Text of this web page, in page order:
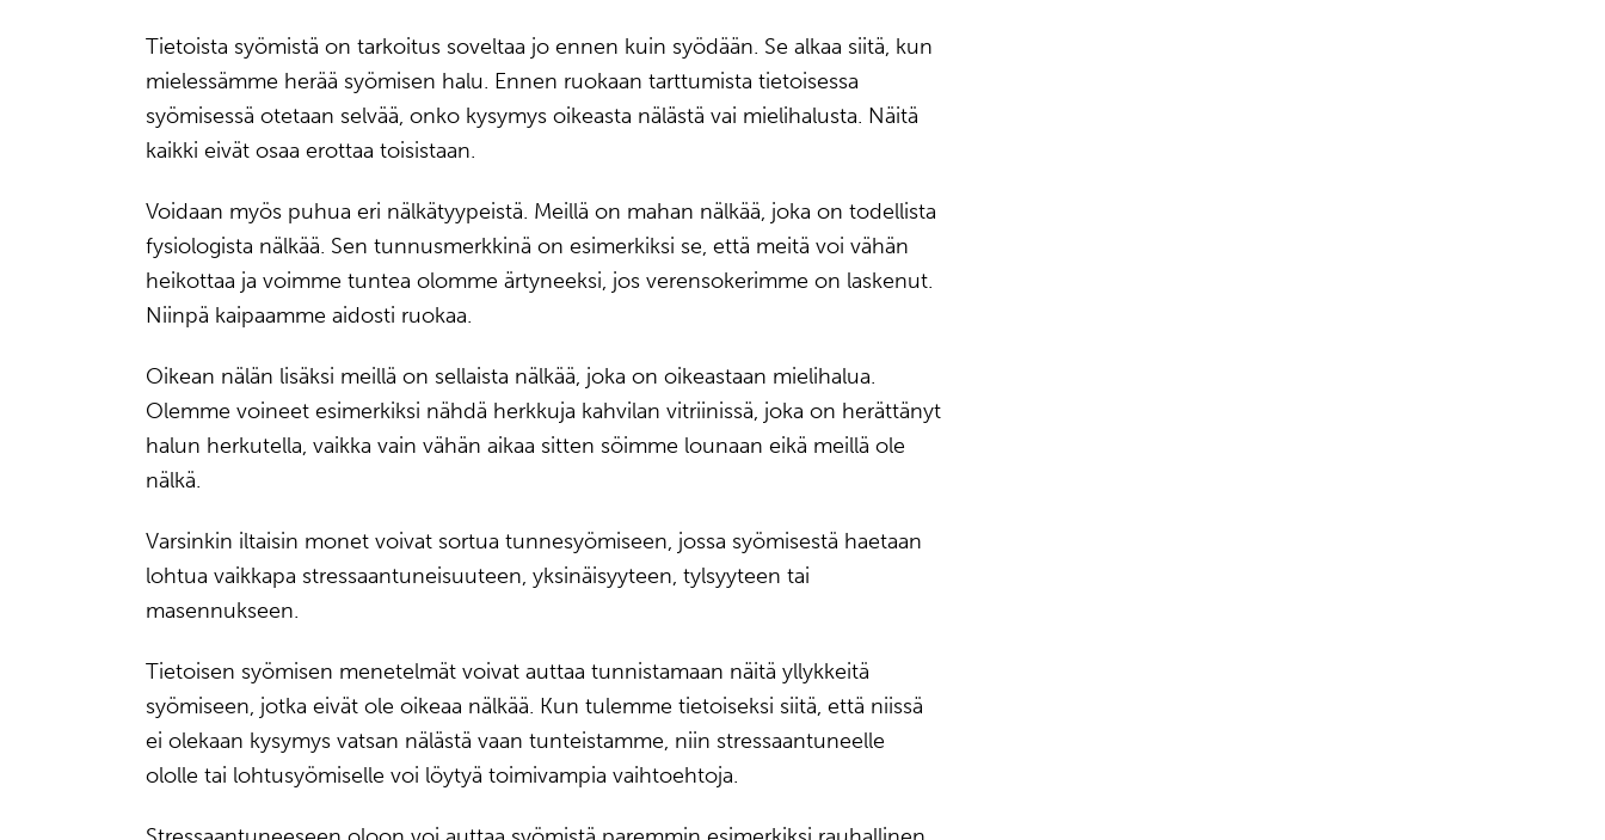
Tietoista syömistä on tarkoitus soveltaa jo ennen kuin syödään. Se alkaa siitä, kun
mielessämme herää syömisen halu. Ennen ruokaan tarttumista tietoisessa
syömisessä otetaan selvää, onko kysymys oikeasta nälästä vai mielihalusta. Näitä
kaikki eivät osaa erottaa toisistaan.
Voidaan myös puhua eri nälkätyypeistä. Meillä on mahan nälkää, joka on todellista
fysiologista nälkää. Sen tunnusmerkkinä on esimerkiksi se, että meitä voi vähän
heikottaa ja voimme tuntea olomme ärtyneeksi, jos verensokerimme on laskenut.
Niinpä kaipaamme aidosti ruokaa.
Oikean nälän lisäksi meillä on sellaista nälkää, joka on oikeastaan mielihalua.
Olemme voineet esimerkiksi nähdä herkkuja kahvilan vitriinissä, joka on herättänyt
halun herkutella, vaikka vain vähän aikaa sitten söimme lounaan eikä meillä ole
nälkä.
Varsinkin iltaisin monet voivat sortua tunnesyömiseen, jossa syömisestä haetaan
lohtua vaikkapa stressaantuneisuuteen, yksinäisyyteen, tylsyyteen tai
masennukseen.
Tietoisen syömisen menetelmät voivat auttaa tunnistamaan näitä yllykkeitä
syömiseen, jotka eivät ole oikeaa nälkää. Kun tulemme tietoiseksi siitä, että niissä
ei olekaan kysymys vatsan nälästä vaan tunteistamme, niin stressaantuneelle
ololle tai lohtusyömiselle voi löytyä toimivampia vaihtoehtoja.